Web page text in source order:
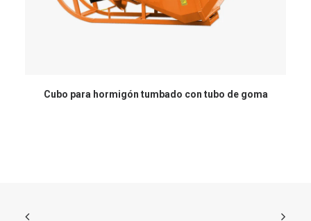
Cubo para hormigón tumbado con tubo de goma